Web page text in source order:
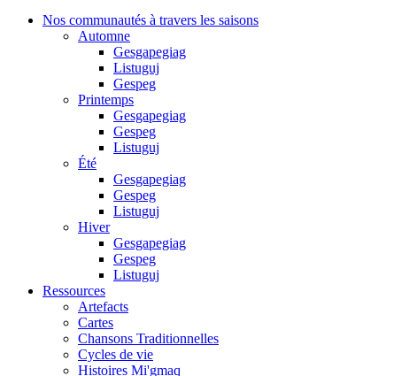
Nos communautés à travers les saisons
Automne
Gesgapegiag
Listuguj
Gespeg
Printemps
Gesgapegiag
Gespeg
Listuguj
Été
Gesgapegiag
Gespeg
Listuguj
Hiver
Gesgapegiag
Gespeg
Listuguj
Ressources
Artefacts
Cartes
Chansons Traditionnelles
Cycles de vie
Histoires Mi'gmaq